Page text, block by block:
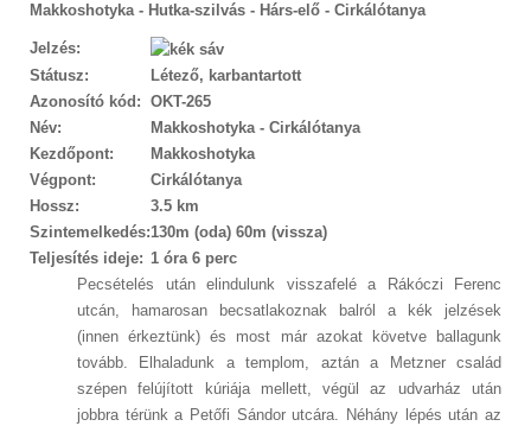
Makkoshotyka - Hutka-szilvás - Hárs-elő - Cirkálótanya
Jelzés:
Státusz:
Létező, karbantartott
Azonosító kód: OKT-265
Név:
Makkoshotyka - Cirkálótanya
Kezdőpont:
Makkoshotyka
Végpont:
Cirkálótanya
Hossz:
3.5 km
Szintemelkedés:130m (oda) 60m (vissza)
Teljesítés ideje: 1 óra 6 perc
Pecsételés után elindulunk visszafelé a Rákóczi Ferenc
utcán, hamarosan becsatlakoznak balról a kék jelzések
(innen érkeztünk) és most már azokat követve ballagunk
tovább. Elhaladunk a templom, aztán a Metzner család
szépen felújított kúriája mellett, végül az udvarház után
jobbra térünk a Petőfi Sándor utcára. Néhány lépés után az